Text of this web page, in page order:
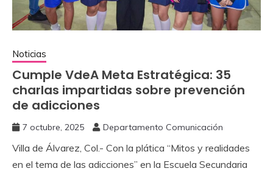
Noticias
Cumple VdeA Meta Estratégica: 35
charlas impartidas sobre prevención
de adicciones
7 octubre, 2025 Departamento Comunicación
Villa de Álvarez, Col.- Con la plática “Mitos y realidades
en el tema de las adicciones” en la Escuela Secundaria